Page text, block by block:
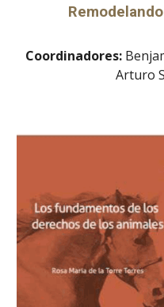
Coordinadores:
Arturo